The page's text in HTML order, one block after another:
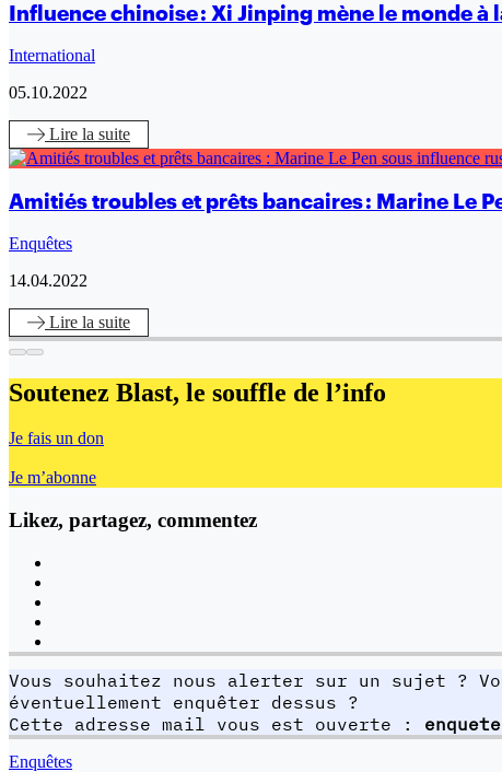
Influence chinoise : Xi Jinping mène le monde à
International
05.10.2022
Lire la suite
Amitiés troubles et prêts bancaires : Marine Le
Enquêtes
14.04.2022
Lire la suite
Soutenez Blast, le souffle de l’info
Je fais un don
Je m’abonne
Likez, partagez, commentez
Vous souhaitez nous alerter sur un sujet ?
éventuellement enquêter dessus ?
Cette adresse mail vous est ouverte :
Enquêtes